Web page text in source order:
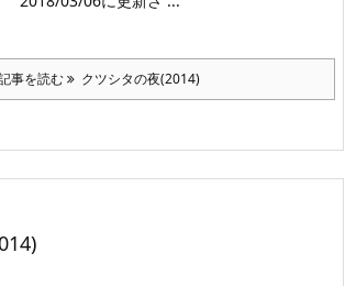
事を読む クツシタの夜(2014)